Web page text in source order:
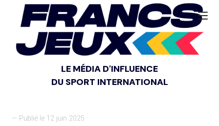
LE MÉDIA D'INFLUENCE
DU SPORT INTERNATIONAL
— Publié le 12 juin 2025